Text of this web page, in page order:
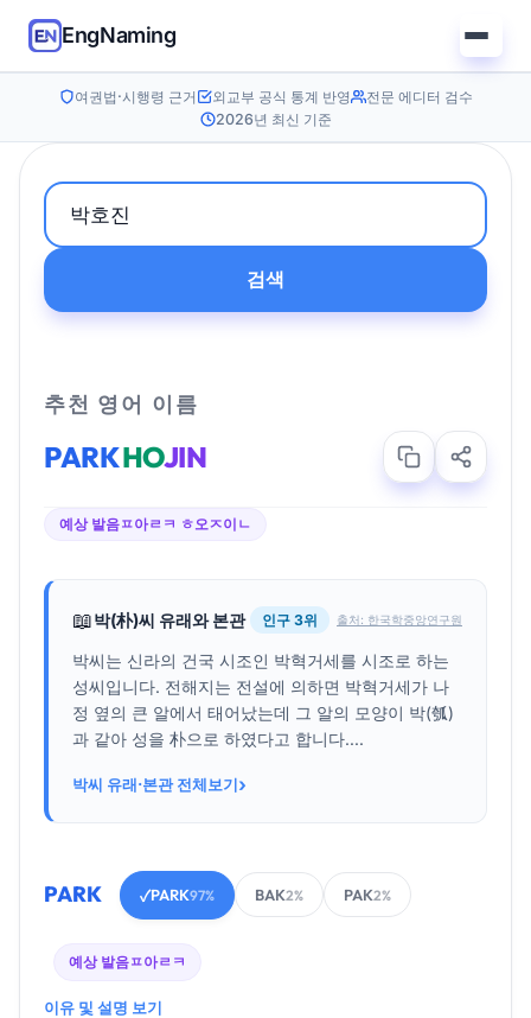
EngNaming
여권법·시행령 근거 외교부 공식 통계 반영
전문 에디터 검수
2026년 최신 기준
검색
추천 영어 이름
PARKHOJIN
예상 발음ㅍ아ㄹㅋ ㅎ오ㅈ이ㄴ
📖박(朴)씨 유래와 본관 인구 3위 출처: 한국학중앙연구원
박씨는 신라의 건국 시조인 박혁거세를 시조로 하는
성씨입니다. 전해지는 전설에 의하면 박혁거세가 나
정 옆의 큰 알에서 태어났는데 그 알의 모양이 박(瓠)
과 같아 성을 朴으로 하였다고 합니다....
박씨 유래·본관 전체보기›
PARK ✓PARK97% BAK2% PAK2%
예상 발음ㅍ아ㄹㅋ
이유 및 설명 보기